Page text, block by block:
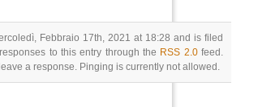
Febbraio 17th, 2021 at 18:28 and is filed
to this entry through the RSS 2.0feed.
a response. Pinging is currently not allowed.